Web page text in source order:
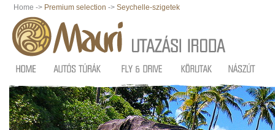
Home -> Premium selection -> Seychelle-szigetek